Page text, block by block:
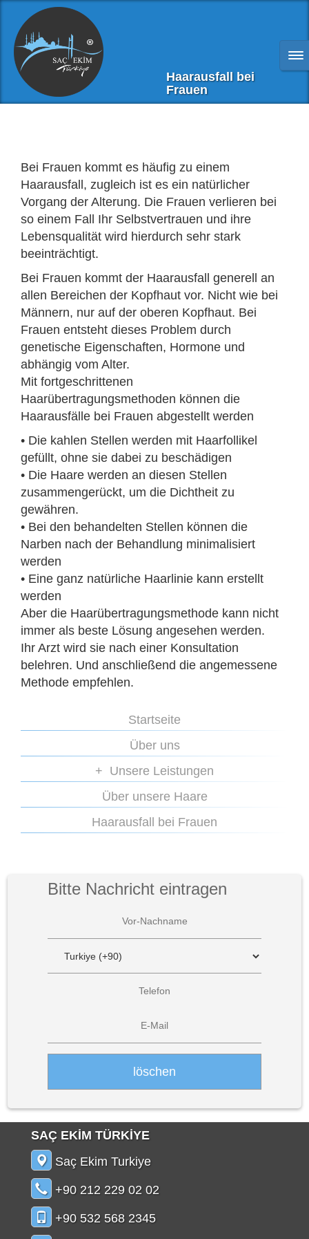
Haarausfall bei
Frauen
Bei Frauen kommt es häufig zu einem
Haarausfall, zugleich ist es ein natürlicher
Vorgang der Alterung. Die Frauen verlieren bei
so einem Fall Ihr Selbstvertrauen und ihre
Lebensqualität wird hierdurch sehr stark
beeinträchtigt.
Bei Frauen kommt der Haarausfall generell an
allen Bereichen der Kopfhaut vor. Nicht wie bei
Männern, nur auf der oberen Kopfhaut. Bei
Frauen entsteht dieses Problem durch
genetische Eigenschaften, Hormone und
abhängig vom Alter.
Mit fortgeschrittenen
Haarübertragungsmethoden können die
Haarausfälle bei Frauen abgestellt werden
• Die kahlen Stellen werden mit Haarfollikel
gefüllt, ohne sie dabei zu beschädigen
• Die Haare werden an diesen Stellen
zusammengerückt, um die Dichtheit zu
gewähren.
• Bei den behandelten Stellen können die
Narben nach der Behandlung minimalisiert
werden
• Eine ganz natürliche Haarlinie kann erstellt
werden
Aber die Haarübertragungsmethode kann nicht
immer als beste Lösung angesehen werden.
Ihr Arzt wird sie nach einer Konsultation
belehren. Und anschließend die angemessene
Methode empfehlen.
Startseite
Über uns
Unsere Leistungen
Über unsere Haare
Haarausfall bei Frauen
Bitte Nachricht eintragen
SAÇ EKİM TÜRKİYE
Saç Ekim Turkiye
+90 212 229 02 02
+90 532 568 2345